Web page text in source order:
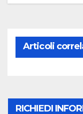
Articoli
RICHIEDI